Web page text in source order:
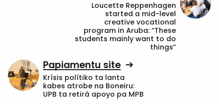
Loucette Reppenhagen
started a mid-level
creative vocational
program in Aruba: “These
students mainly want to do
things”
Papiamentu site
Krísis polítiko ta lanta
kabes atrobe na Boneiru:
UPB ta retirá apoyo pa MPB